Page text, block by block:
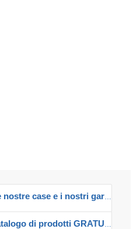
case e i nostri garage!
di prodotti GRATUITO!